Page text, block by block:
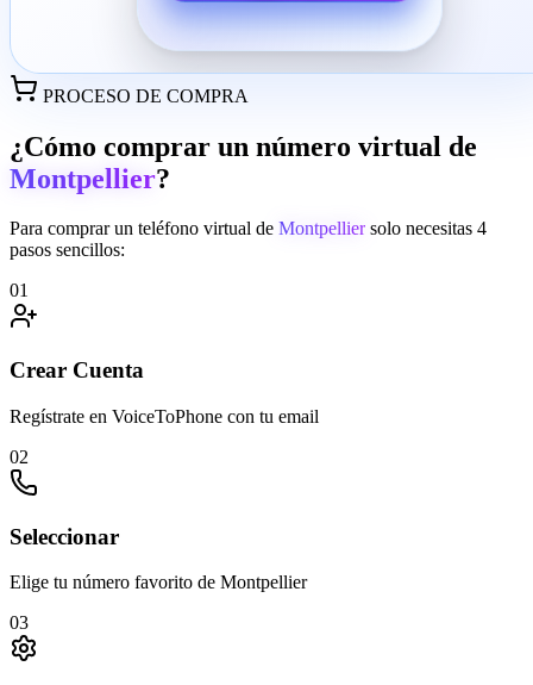
PROCESO DE COMPRA
¿Cómo comprar un número virtual de
Montpellier?
Para comprar un teléfono virtual de Montpellier solo necesitas 4
pasos sencillos:
01
Crear Cuenta
Regístrate en VoiceToPhone con tu email
02
Seleccionar
Elige tu número favorito de Montpellier
03